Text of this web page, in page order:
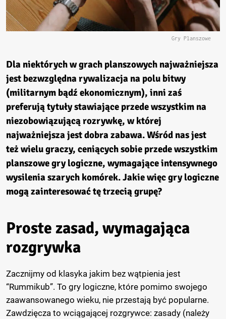
Gry Planszowe
Dla niektórych w grach planszowych najważniejsza
jest bezwzględna rywalizacja na polu bitwy
(militarnym bądź ekonomicznym), inni zaś
preferują tytuły stawiające przede wszystkim na
niezobowiązującą rozrywkę, w której
najważniejsza jest dobra zabawa. Wśród nas jest
też wielu graczy, ceniących sobie przede wszystkim
planszowe gry logiczne, wymagające intensywnego
wysilenia szarych komórek. Jakie więc gry logiczne
mogą zainteresować tę trzecią grupę?
Proste zasad, wymagająca
rozgrywka
Zacznijmy od klasyka jakim bez wątpienia jest
“Rummikub”. To gry logiczne, które pomimo swojego
zaawansowanego wieku, nie przestają być popularne.
Zawdzięcza to wciągającej rozgrywce: zasady (należy